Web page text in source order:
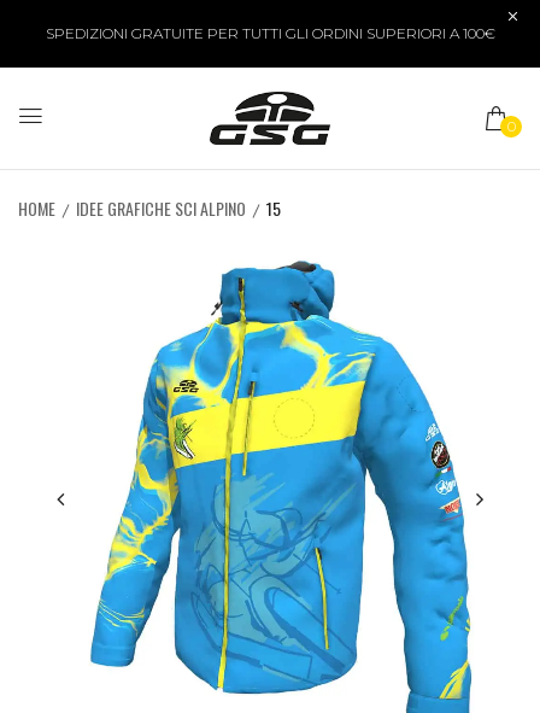
SPEDIZIONI GRATUITE PER TUTTI GLI ORDINI SUPERIORI A 100€
0
HOME IDEE GRAFICHE SCI ALPINO 15